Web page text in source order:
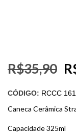
R$35,90
CÓDIGO: RCCC 161
Caneca Cerâmica
Capacidade 325ml